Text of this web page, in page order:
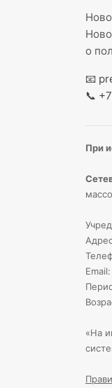
о
📧
📞
При
Email:
«На